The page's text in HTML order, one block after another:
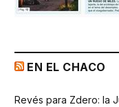
EN EL CHACO
Revés para Zdero: la